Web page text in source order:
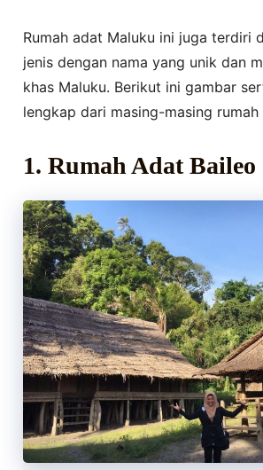
Rumah adat Maluku ini juga terdiri
jenis dengan nama yang unik dan
khas Maluku. Berikut ini gambar
lengkap dari masing-masing
1.Rumah Adat Baileo